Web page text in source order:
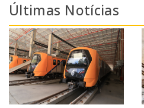
Últimas Notícias